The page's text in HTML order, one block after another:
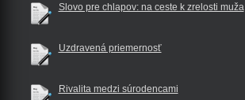
Slovo pre chlapov: na ceste k zrelosti muža
Uzdravená priemernosť
Rivalita medzi súrodencami